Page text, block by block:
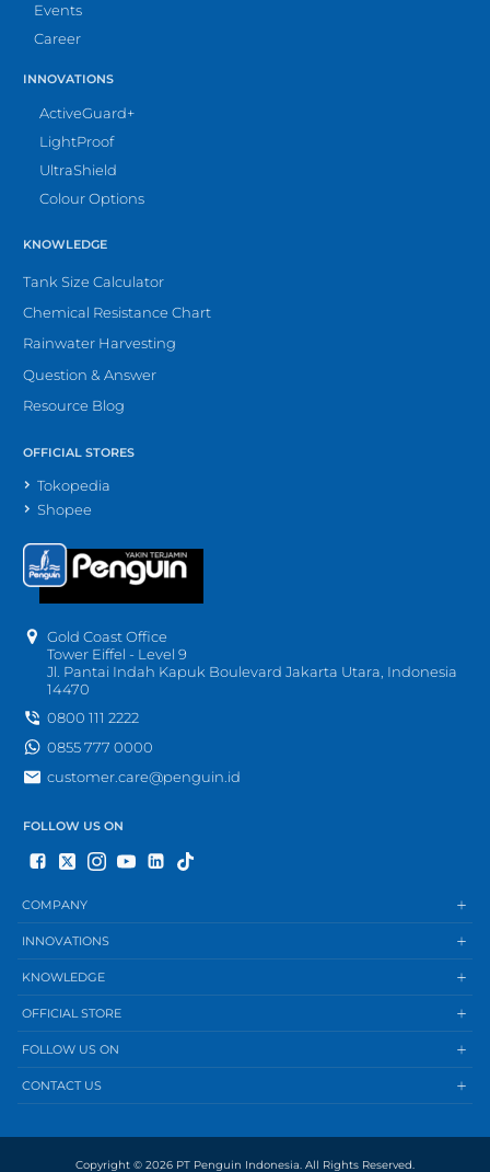
Events
Career
INNOVATIONS
ActiveGuard+
LightProof
UltraShield
Colour Options
KNOWLEDGE
Tank Size Calculator
Chemical Resistance Chart
Rainwater Harvesting
Question & Answer
Resource Blog
OFFICIAL STORES
Tokopedia
Shopee
Gold Coast Office
Tower Eiffel - Level 9
Jl. Pantai Indah Kapuk Boulevard Jakarta Utara, Indonesia
14470
0800 111 2222
0855 777 0000
customer.care@penguin.id
FOLLOW US ON
COMPANY
INNOVATIONS
KNOWLEDGE
OFFICIAL STORE
FOLLOW US ON
CONTACT US
Copyright © 2026 PT Penguin Indonesia. All Rights Reserved.